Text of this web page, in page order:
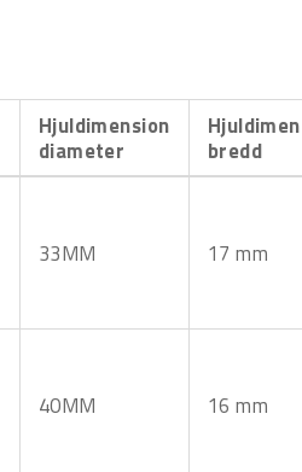
Hjuldimension
diameter
bredd
33MM 17 mm
40MM 16 mm